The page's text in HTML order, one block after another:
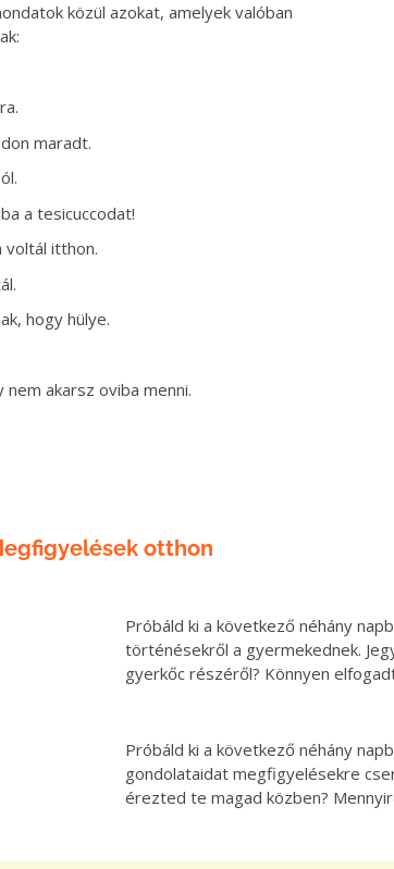
közül azokat, amelyek valóban
maradt.
a tesicuccodat!
voltál itthon.
hogy hülye.
akarsz oviba menni.
otthon
Próbáld ki a következő néhány
történésekről a gyermekednek.
gyerkőc részéről? Könnyen
Próbáld ki a következő néhány
gondolataidat megfigyelésekre
érezted te magad közben?